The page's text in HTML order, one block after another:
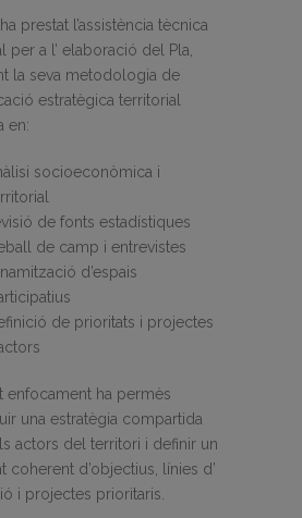
prestat l’assistència tècnica
per a l’ elaboració del Pla,
la seva metodologia de
estratègica territorial
en:
socioeconòmica i
de fonts estadístiques
de camp i entrevistes
d’espais
de prioritats i projectes
enfocament ha permès
una estratègia compartida
actors del territori i definir un
coherent d’objectius, línies d’
i projectes prioritaris.